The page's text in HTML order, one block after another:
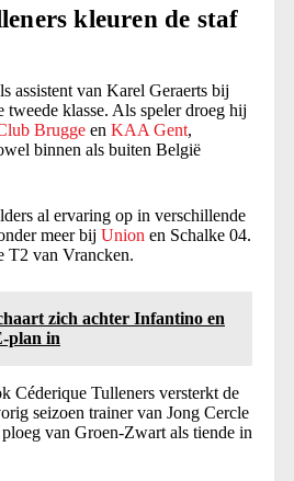
kleuren de staf
assistent van Karel Geraerts bij
tweede klasse. Als speler droeg hij
Brugge en KAA Gent,
binnen als buiten België
al ervaring op in verschillende
meer bij Union en Schalke 04.
T2 van Vrancken.
zich achter Infantino en
plan in
Céderique Tulleners versterkt de
seizoen trainer van Jong Cercle
van Groen-Zwart als tiende in